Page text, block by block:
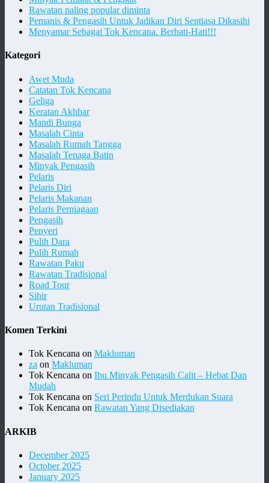
Rawatan paling popular diminta
Pemanis & Pengasih Untuk Jadikan Diri Sentiasa Dikasihi
Menyamar Sebagai Tok Kencana. Berhati-Hati!!!
Kategori
Awet Muda
Catatan Tok Kencana
Geliga
Keratan Akhbar
Mandi Bunga
Masalah Cinta
Masalah Rumah Tangga
Masalah Tenaga Batin
Minyak Pengasih
Pelaris
Pelaris Diri
Pelaris Makanan
Pelaris Perniagaan
Pengasih
Penyeri
Pulih Dara
Pulih Rumah
Rawatan Paku
Rawatan Tradisional
Road Tour
Sihir
Urutan Tradisional
Komen Terkini
Tok Kencana on Makluman
za on Makluman
Tok Kencana on Ibu Minyak Pengasih Calit – Hebat Dan
Mudah
Tok Kencana on Seri Perindu Untuk Merdukan Suara
Tok Kencana on Rawatan Yang Disediakan
ARKIB
December 2025
October 2025
January 2025